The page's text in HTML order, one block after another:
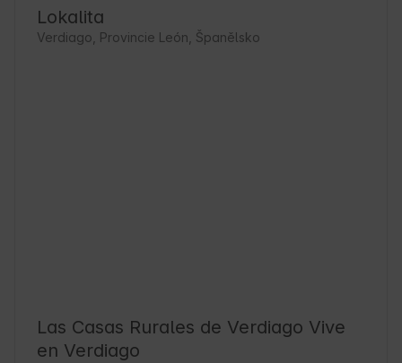
Lokalita
Verdiago, Provincie León, Španělsko
Las Casas Rurales de Verdiago Vive
en Verdiago